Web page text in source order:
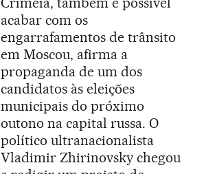
acabar com os
engarrafamentos de trânsito
em Moscou, afirma a
propaganda de um dos
candidatos às eleições
municipais do próximo
outono na capital russa. O
político ultranacionalista
Vladimir Zhirinovsky chegou